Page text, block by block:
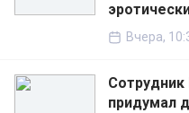
Вчера,
придумал